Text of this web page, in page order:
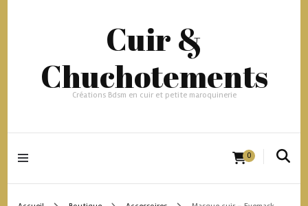
Cuir &
Chuchotements
Créations Bdsm en cuir et petite maroquinerie
0